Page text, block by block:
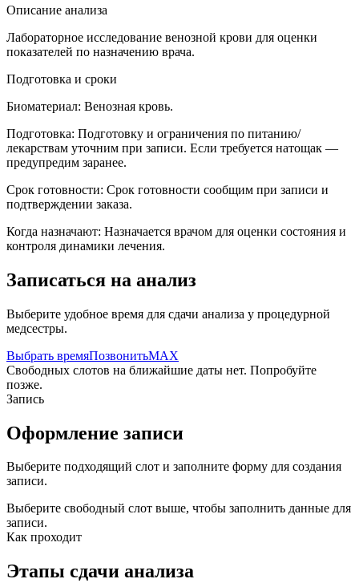
Описание анализа
Лабораторное исследование венозной крови для оценки
показателей по назначению врача.
Подготовка и сроки
Биоматериал: Венозная кровь.
Подготовка: Подготовку и ограничения по питанию/
лекарствам уточним при записи. Если требуется натощак —
предупредим заранее.
Срок готовности: Срок готовности сообщим при записи и
подтверждении заказа.
Когда назначают: Назначается врачом для оценки состояния и
контроля динамики лечения.
Записаться на анализ
Выберите удобное время для сдачи анализа у процедурной
медсестры.
Выбрать времяПозвонитьMAX
Свободных слотов на ближайшие даты нет. Попробуйте
позже.
Запись
Оформление записи
Выберите подходящий слот и заполните форму для создания
записи.
Выберите свободный слот выше, чтобы заполнить данные для
записи.
Как проходит
Этапы сдачи анализа